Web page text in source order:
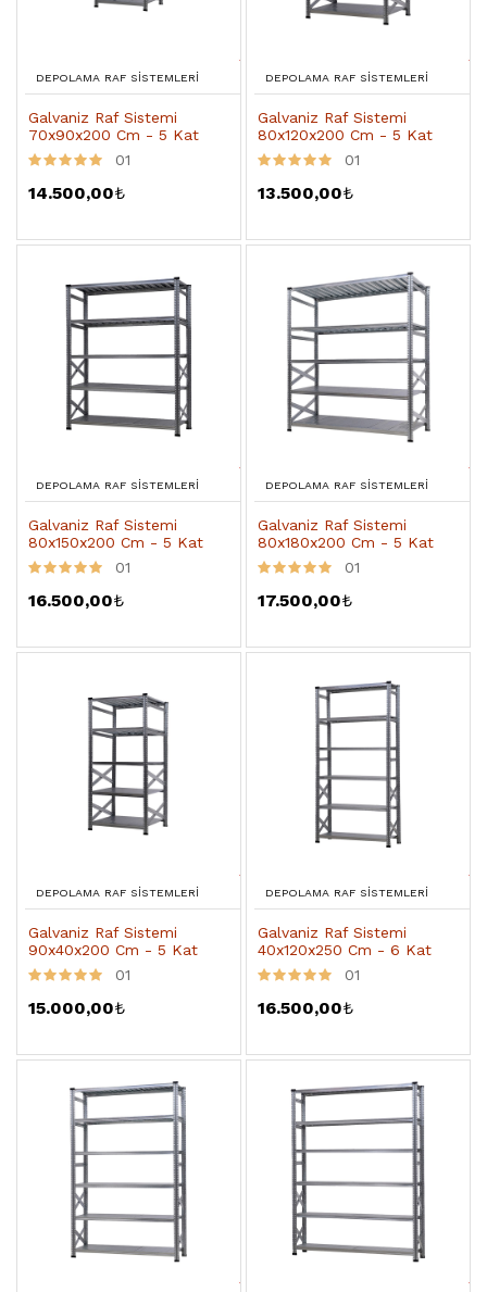
DEPOLAMA RAF SISTEMLERI
Galvaniz Raf Sistemi
70x90x200 Cm - 5 Kat
01
14.500,00₺
DEPOLAMA RAF SISTEMLERI
Galvaniz Raf Sistemi
80x120x200 Cm - 5 Kat
01
13.500,00₺
DEPOLAMA RAF SISTEMLERI
Galvaniz Raf Sistemi
80x150x200 Cm - 5 Kat
01
16.500,00₺
DEPOLAMA RAF SISTEMLERI
Galvaniz Raf Sistemi
80x180x200 Cm - 5 Kat
01
17.500,00₺
DEPOLAMA RAF SISTEMLERI
Galvaniz Raf Sistemi
90x40x200 Cm - 5 Kat
01
15.000,00₺
DEPOLAMA RAF SISTEMLERI
Galvaniz Raf Sistemi
40x120x250 Cm - 6 Kat
01
16.500,00₺